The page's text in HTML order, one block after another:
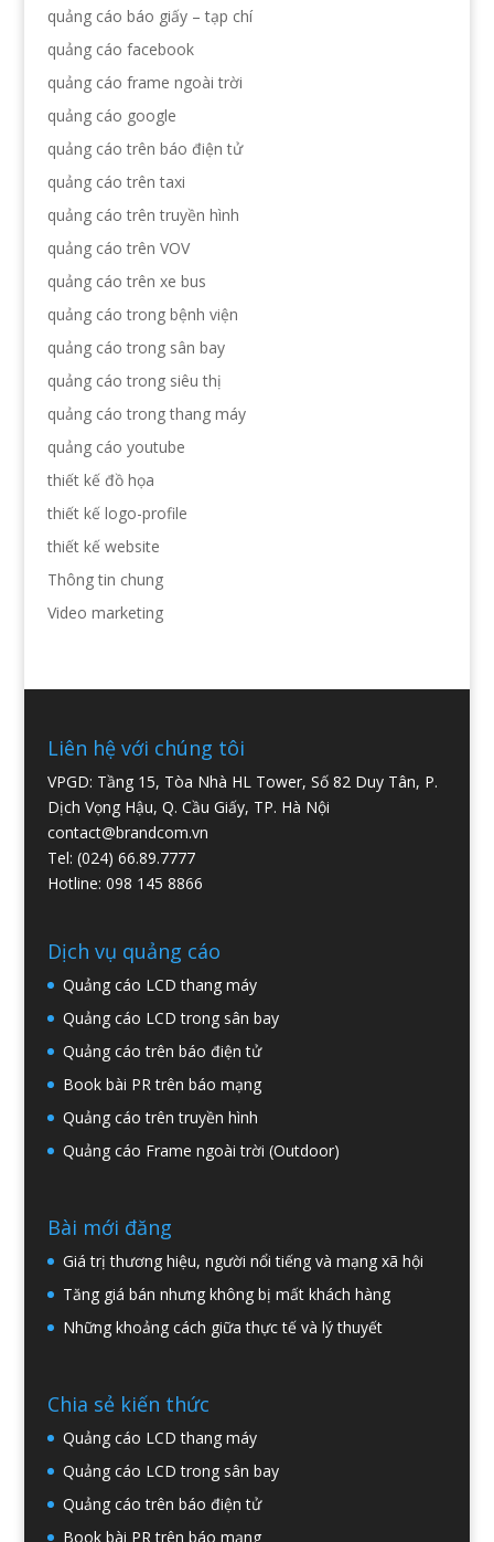
quảng cáo báo giấy – tạp chí
quảng cáo facebook
quảng cáo frame ngoài trời
quảng cáo google
quảng cáo trên báo điện tử
quảng cáo trên taxi
quảng cáo trên truyền hình
quảng cáo trên VOV
quảng cáo trên xe bus
quảng cáo trong bệnh viện
quảng cáo trong sân bay
quảng cáo trong siêu thị
quảng cáo trong thang máy
quảng cáo youtube
thiết kế đồ họa
thiết kế logo-profile
thiết kế website
Thông tin chung
Video marketing
Liên hệ với chúng tôi
VPGD: Tầng 15, Tòa Nhà HL Tower, Số 82 Duy Tân, P.
Dịch Vọng Hậu, Q. Cầu Giấy, TP. Hà Nội
contact@brandcom.vn
Tel: (024) 66.89.7777
Hotline: 098 145 8866
Dịch vụ quảng cáo
Quảng cáo LCD thang máy
Quảng cáo LCD trong sân bay
Quảng cáo trên báo điện tử
Book bài PR trên báo mạng
Quảng cáo trên truyền hình
Quảng cáo Frame ngoài trời (Outdoor)
Bài mới đăng
Giá trị thương hiệu, người nổi tiếng và mạng xã hội
Tăng giá bán nhưng không bị mất khách hàng
Những khoảng cách giữa thực tế và lý thuyết
Chia sẻ kiến thức
Quảng cáo LCD thang máy
Quảng cáo LCD trong sân bay
Quảng cáo trên báo điện tử
Book bài PR trên báo mạng